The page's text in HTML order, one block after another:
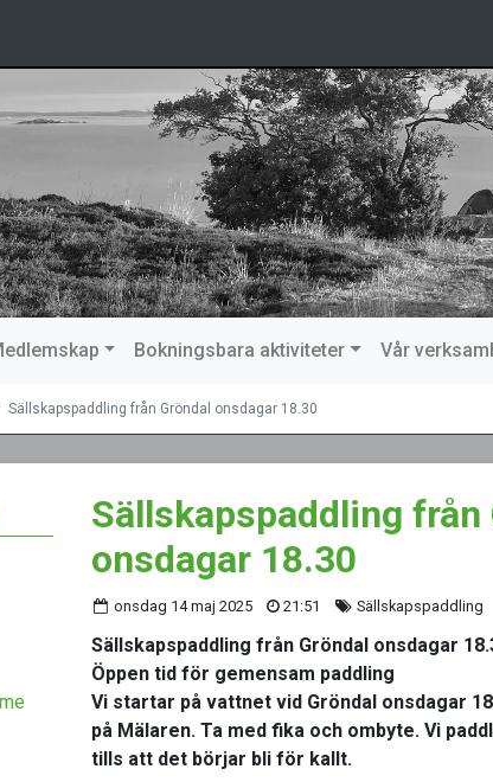
Bokningsbara aktiviteter Vår
Sällskapspaddling från Gröndal onsdagar 18.30
Sällskapspaddling från
onsdagar 18.30
onsdag 14 maj 2025 21:51 Sällskapspaddling
Sällskapspaddling från Gröndal onsdagar
Öppen tid för gemensam paddling
Vi startar på vattnet vid Gröndal onsdagar
på Mälaren. Ta med fika och ombyte. Vi
tills att det börjar bli för kallt.